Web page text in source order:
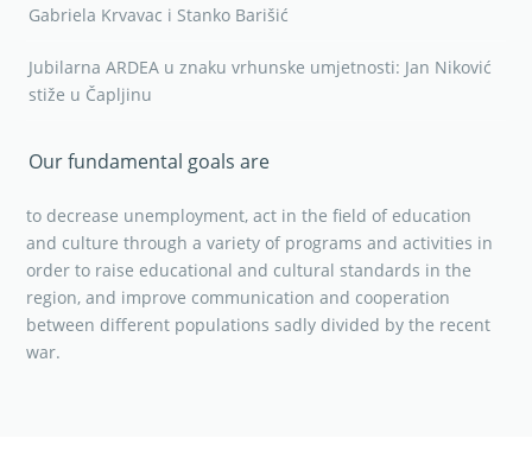
Gabriela Krvavac i Stanko Barišić
Jubilarna ARDEA u znaku vrhunske umjetnosti: Jan Niković
stiže u Čapljinu
Our fundamental goals are
to decrease unemployment, act in the field of education
and culture through a variety of programs and activities in
order to raise educational and cultural standards in the
region, and improve communication and cooperation
between different populations sadly divided by the recent
war.